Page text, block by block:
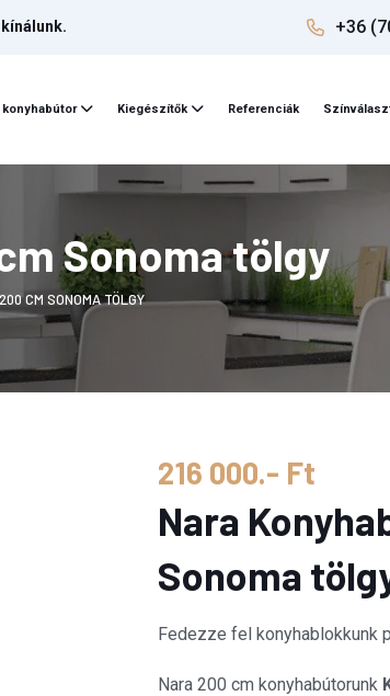
+36
konyhabútor Kiegészítők Referenciák
Sonoma tölgy
CM SONOMA TÖLGY
216 000.- Ft
Nara
Sonoma
Fedezze fel konyhablokkunk
Nara 200 cm konyhabútorunk